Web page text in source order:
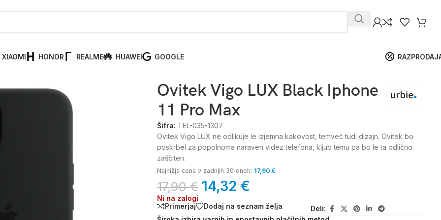
XIAOMI HONOR REALME HUAWEI GOOGLE
Black Iphone 11 Pro Max
Ovitek Vigo LUX Black Iphone
11 Pro Max
Šifra: TEL-035-1307
Ovitek Vigo LUX ne odlikuje le izjemna kakovost, temveč tudi dizajn. Ovitek bo
poskrbel za popolnoma naraven videz telefona, kljub temu pa bo le ta odlično
zaščiten.
Najnižja cena v zadnjih 30 dneh: 17,90€
17,90€ 14,32€
Ni na zalogi
Primerjaj
Dodaj na seznam želja
Deli: